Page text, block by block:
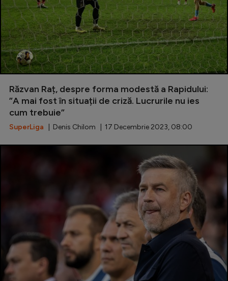
Răzvan Raț, despre forma modestă a Rapidului:
”A mai fost în situații de criză. Lucrurile nu ies
cum trebuie”
SuperLiga | Denis Chilom | 17 Decembrie 2023, 08:00